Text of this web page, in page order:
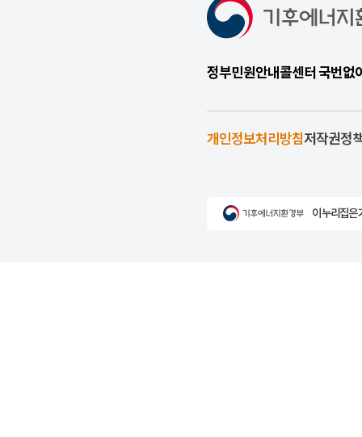
정부민원안내콜센터 국번
개인정보처리방침저작권정
이 누리집은